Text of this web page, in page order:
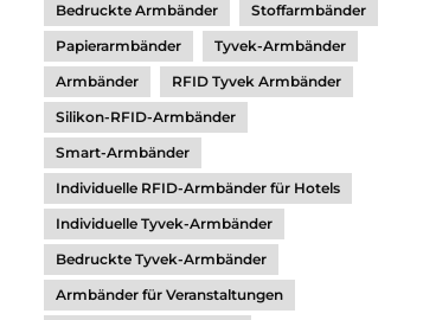
Bedruckte Armbänder
Stoffarmbänder
Papierarmbänder
Tyvek-Armbänder
Armbänder
RFID Tyvek Armbänder
Silikon-RFID-Armbänder
Smart-Armbänder
Individuelle RFID-Armbänder für Hotels
Individuelle Tyvek-Armbänder
Bedruckte Tyvek-Armbänder
Armbänder für Veranstaltungen